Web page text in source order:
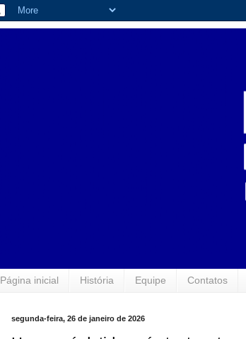
Página inicial História Equipe Contatos
segunda-feira, 26 de janeiro de 2026